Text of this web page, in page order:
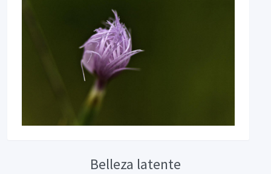
Belleza latente